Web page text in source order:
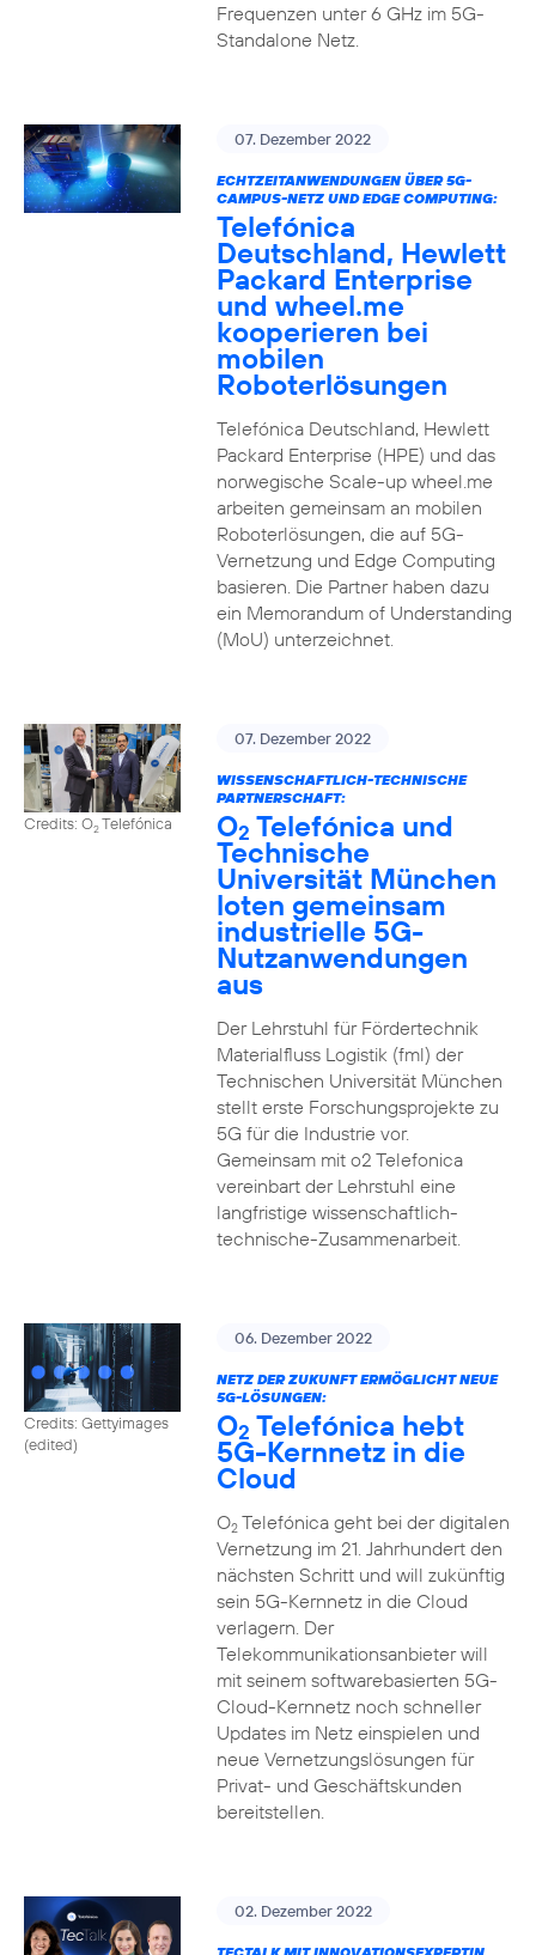
Frequenzen unter 6 GHz im 5G-
Standalone Netz.
07. Dezember 2022
ECHTZEITANWENDUNGEN ÜBER 5G-
CAMPUS-NETZ UND EDGE COMPUTING:
Telefónica
Deutschland, Hewlett
Packard Enterprise
und wheel.me
kooperieren bei
mobilen
Roboterlösungen
Telefónica Deutschland, Hewlett
Packard Enterprise (HPE) und das
norwegische Scale-up wheel.me
arbeiten gemeinsam an mobilen
Roboterlösungen, die auf 5G-
Vernetzung und Edge Computing
basieren. Die Partner haben dazu
ein Memorandum of Understanding
(MoU) unterzeichnet.
Credits: O2Telefónica
07. Dezember 2022
WISSENSCHAFTLICH-TECHNISCHE
PARTNERSCHAFT:
O2 Telefónica und
Technische
Universität München
loten gemeinsam
industrielle 5G-
Nutzanwendungen
aus
Der Lehrstuhl für Fördertechnik
Materialfluss Logistik (fml) der
Technischen Universität München
stellt erste Forschungsprojekte zu
5G für die Industrie vor.
Gemeinsam mit o2 Telefonica
vereinbart der Lehrstuhl eine
langfristige wissenschaftlich-
technische-Zusammenarbeit.
Credits: Gettyimages
(edited)
06. Dezember 2022
NETZ DER ZUKUNFT ERMÖGLICHT NEUE
5G-LÖSUNGEN:
O2 Telefónica hebt
5G-Kernnetz in die
Cloud
O2Telefónica geht bei der digitalen
Vernetzung im 21. Jahrhundert den
nächsten Schritt und will zukünftig
sein 5G-Kernnetz in die Cloud
verlagern. Der
Telekommunikationsanbieter will
mit seinem softwarebasierten 5G-
Cloud-Kernnetz noch schneller
Updates im Netz einspielen und
neue Vernetzungslösungen für
Privat- und Geschäftskunden
bereitstellen.
02. Dezember 2022